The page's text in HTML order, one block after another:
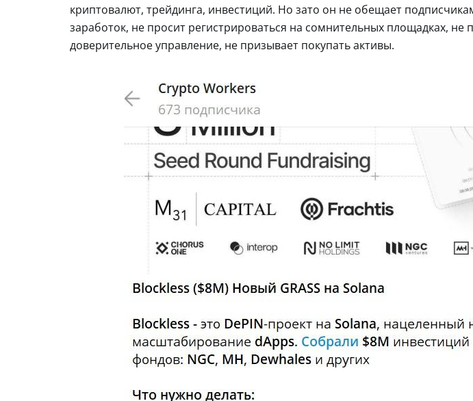
криптовалют, трейдинга, инвестиций. Но зато он не обещает
заработок, не просит регистрироваться на сомнительных площадках, не
доверительное управление, не призывает покупать активы.